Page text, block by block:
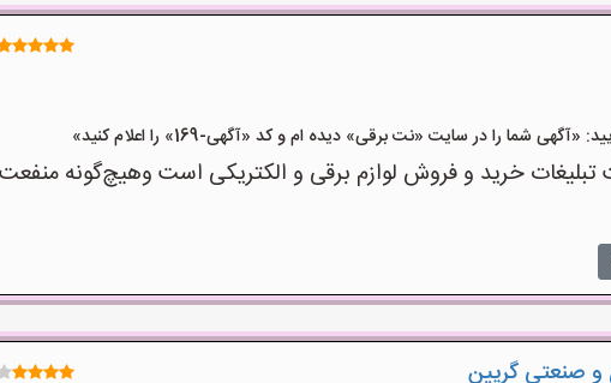
شما را در سایت «نت برقی» دیده ام و کد «آگهی-169» را اعلام کنید»
خرید و فروش لوازم برقی و الکتریکی است وهیچ‌گونه منفعت
و صنعتی گریین